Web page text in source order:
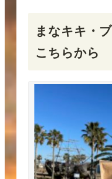
まなキキ・
こちらから